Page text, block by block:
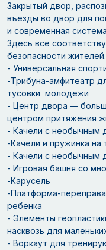
Закрытый двор,
въезды во двор для
и современная
Здесь все
безопасности жителей.
- Универсальная
-Трибуна-амфитеатр
тусовки молодежи
- Центр двора —
центром притяжения
- Качели с необычным
-Качели и пружинка
- Качели с необычным
- Игровая башня со
-Карусель
-Платформа-
ребенка
- Элементы
насквозь для
- Воркаут для